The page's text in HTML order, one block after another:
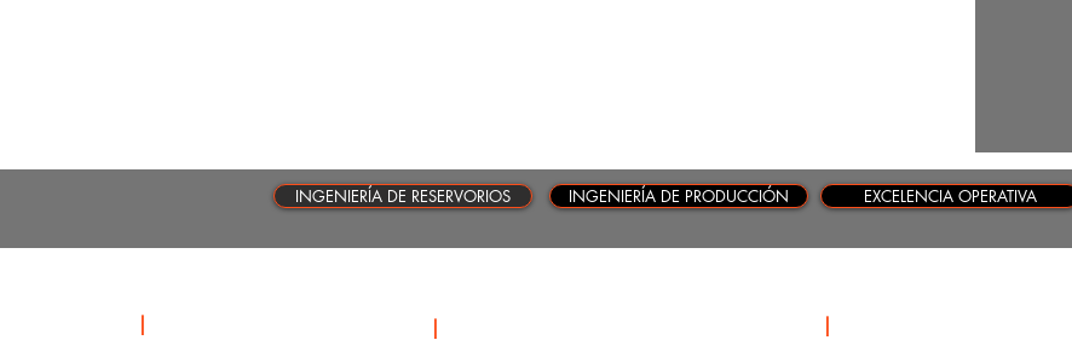
INGENIERÍA DE RESERVORIOS INGENIERÍA DE PRODUCCIÓN EXCELENCIA OPERATIVA